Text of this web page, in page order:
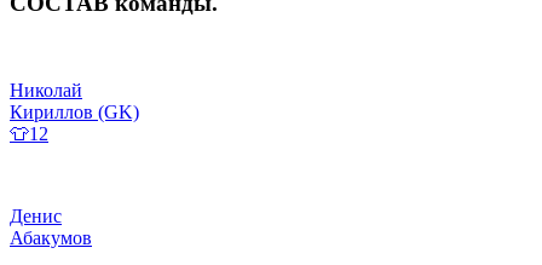
Николай
Кириллов (GK)
👕12
Денис
Абакумов